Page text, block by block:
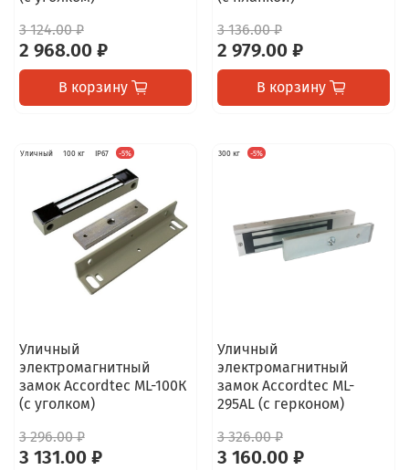
3 124.00 ₽
2 968.00 ₽
В корзину
3 136.00 ₽
2 979.00 ₽
В корзину
Уличный 100 кг IP67 -5%
Уличный
электромагнитный
замок Accordtec ML-100К
(с уголком)
3 296.00 ₽
3 131.00 ₽
300 кг -5%
Уличный
электромагнитный
замок Accordtec ML-
295AL (с герконом)
3 326.00 ₽
3 160.00 ₽